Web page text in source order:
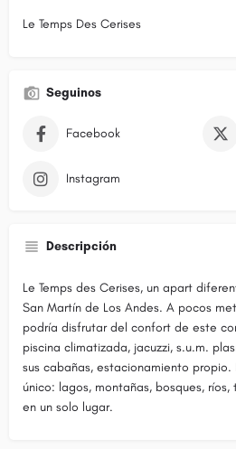
Le Temps Des Cerises
Seguinos
Facebook
Instagram
Descripción
Le Temps des Cerises, un apart
San Martín de Los Andes. A pocos
podría disfrutar del confort de este
piscina climatizada, jacuzzi, s.u.m.
sus cabañas, estacionamiento
único: lagos, montañas, bosques,
en un solo lugar.